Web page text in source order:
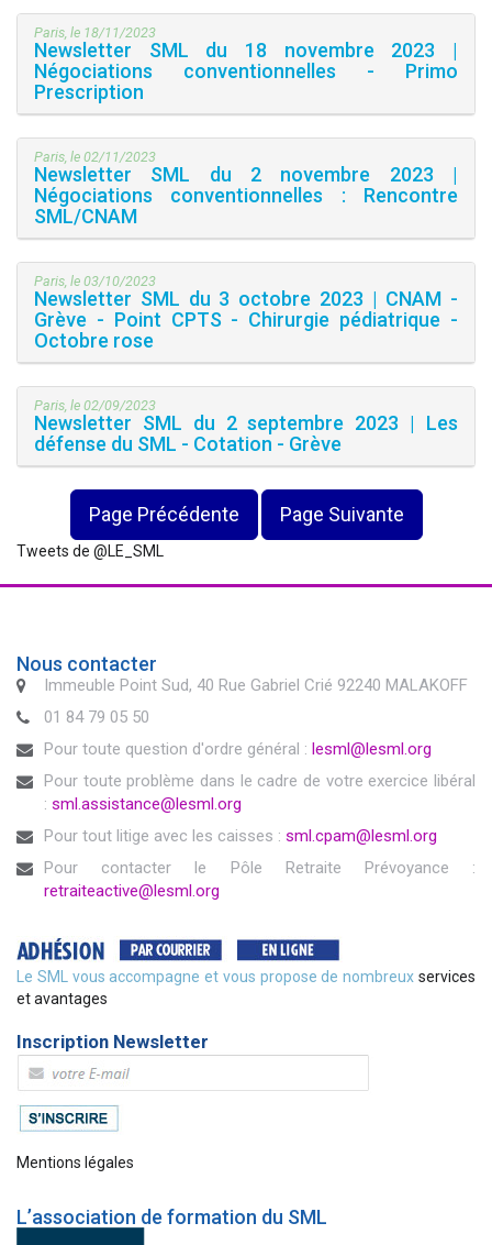
Paris, le 18/11/2023
Newsletter SML du 18 novembre 2023 |
Négociations conventionnelles - Primo
Prescription
Paris, le 02/11/2023
Newsletter SML du 2 novembre 2023 |
Négociations conventionnelles : Rencontre
SML/CNAM
Paris, le 03/10/2023
Newsletter SML du 3 octobre 2023 | CNAM -
Grève - Point CPTS - Chirurgie pédiatrique -
Octobre rose
Paris, le 02/09/2023
Newsletter SML du 2 septembre 2023 | Les
défense du SML - Cotation - Grève
Page Précédente Page Suivante
Tweets de @LE_SML
Nous contacter
Immeuble Point Sud, 40 Rue Gabriel Crié 92240 MALAKOFF
01 84 79 05 50
Pour toute question d'ordre général : lesml@lesml.org
Pour toute problème dans le cadre de votre exercice libéral
: sml.assistance@lesml.org
Pour tout litige avec les caisses : sml.cpam@lesml.org
Pour contacter le Pôle Retraite Prévoyance :
retraiteactive@lesml.org
Le SML vous accompagne et vous propose de nombreux services
et avantages
Inscription Newsletter
Mentions légales
L’association de formation du SML